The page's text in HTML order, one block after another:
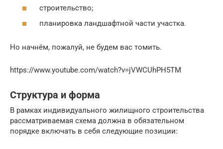
строительство;
планировка ландшафтной части участка.
Но начнём, пожалуй, не будем вас томить.
https://www.youtube.com/watch?v=jVWCUhPH5TM
Структура и форма
В рамках индивидуального жилищного строительства
рассматриваемая схема должна в обязательном
порядке включать в себя следующие позиции: